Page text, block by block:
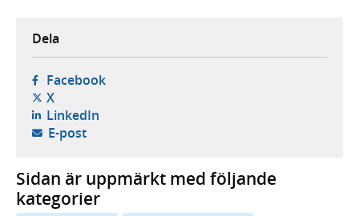
Dela
Facebook- öppnas i ny flik, extern webbplats,
X- öppnas i ny flik, extern webbplats,
LinkedIn- öppnas i ny flik, extern webbplats,
E-post- öppnar din e-postklient,
Sidan är uppmärkt med följande
kategorier